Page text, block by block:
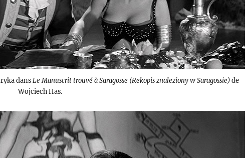
dans Le Manuscrit trouvé à Saragosse (Rekopis znaleziony w Saragossie)de
Wojciech Has.